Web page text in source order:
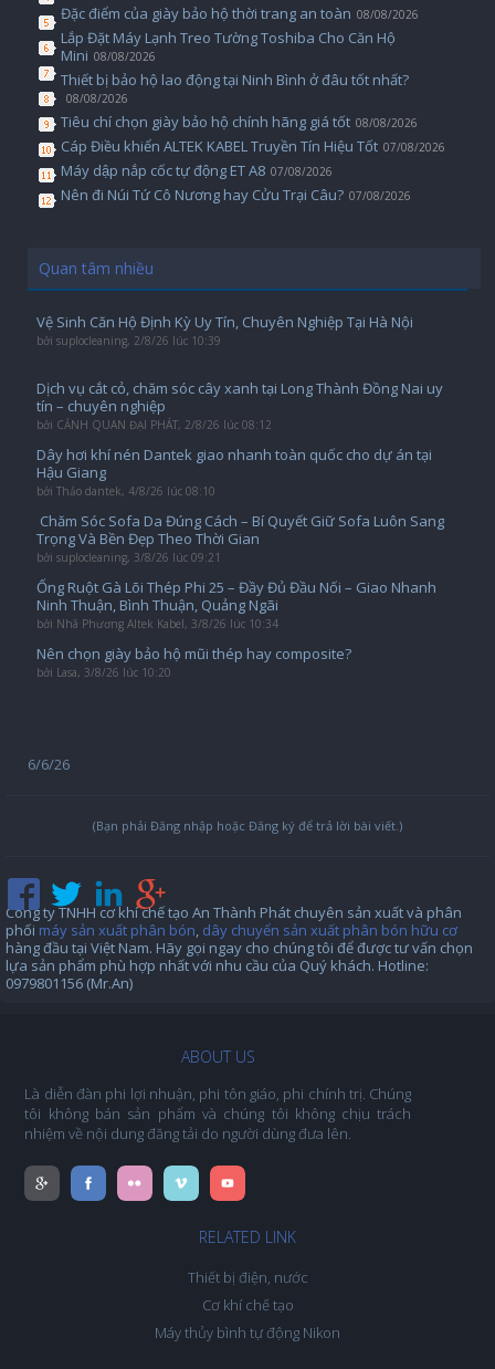
Đặc điểm của giày bảo hộ thời trang an toàn 08/08/2026
Lắp Đặt Máy Lạnh Treo Tường Toshiba Cho Căn Hộ
Mini 08/08/2026
Thiết bị bảo hộ lao động tại Ninh Bình ở đâu tốt nhất?
08/08/2026
Tiêu chí chọn giày bảo hộ chính hãng giá tốt 08/08/2026
Cáp Điều khiển ALTEK KABEL Truyền Tín Hiệu Tốt 07/08/2026
Máy dập nắp cốc tự động ET A8 07/08/2026
Nên đi Núi Tứ Cô Nương hay Cửu Trại Câu? 07/08/2026
Quan tâm nhiều
Vệ Sinh Căn Hộ Định Kỳ Uy Tín, Chuyên Nghiệp Tại Hà Nội
bởi suplocleaning, 2/8/26 lúc 10:39
Dịch vụ cắt cỏ, chăm sóc cây xanh tại Long Thành Đồng Nai uy
tín – chuyên nghiệp
bởi CẢNH QUAN ĐẠI PHÁT, 2/8/26 lúc 08:12
Dây hơi khí nén Dantek giao nhanh toàn quốc cho dự án tại
Hậu Giang
bởi Thảo dantek, 4/8/26 lúc 08:10
️ Chăm Sóc Sofa Da Đúng Cách – Bí Quyết Giữ Sofa Luôn Sang
Trọng Và Bền Đẹp Theo Thời Gian
bởi suplocleaning, 3/8/26 lúc 09:21
Ống Ruột Gà Lõi Thép Phi 25 – Đầy Đủ Đầu Nối – Giao Nhanh
Ninh Thuận, Bình Thuận, Quảng Ngãi
bởi Nhã Phương Altek Kabel, 3/8/26 lúc 10:34
Nên chọn giày bảo hộ mũi thép hay composite?
bởi Lasa, 3/8/26 lúc 10:20
6/6/26
(Bạn phải Đăng nhập hoặc Đăng ký để trả lời bài viết.)
Công ty TNHH cơ khí chế tạo An Thành Phát chuyên sản xuất và phân
phối máy sản xuất phân bón, dây chuyển sản xuất phân bón hữu cơ
hàng đầu tại Việt Nam. Hãy gọi ngay cho chúng tôi để được tư vấn chọn
lựa sản phẩm phù hợp nhất với nhu cầu của Quý khách. Hotline:
0979801156 (Mr.An)
ABOUT US
Là diễn đàn phi lợi nhuận, phi tôn giáo, phi chính trị. Chúng
tôi không bán sản phẩm và chúng tôi không chịu trách
nhiệm về nội dung đăng tải do người dùng đưa lên.
RELATED LINK
Thiết bị điện, nước
Cơ khí chế tạo
Máy thủy bình tự động Nikon